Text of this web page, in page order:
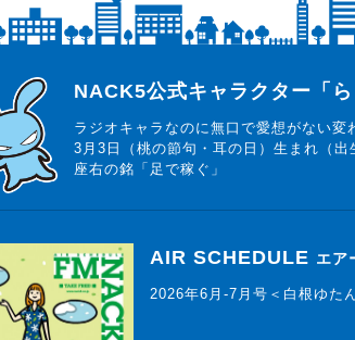
らじっと君
NACK5公式キャラクター「ら
ラジオキャラなのに無口で愛想がない変
3月3日（桃の節句・耳の日）生まれ（出
座右の銘「足で稼ぐ」
AIR SCHEDULE エア
2026年6月-7月号＜白根ゆた